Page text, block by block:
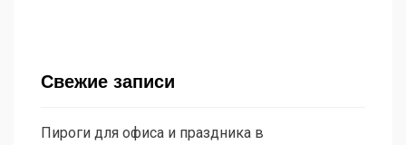
Свежие записи
Пироги для офиса и праздника в